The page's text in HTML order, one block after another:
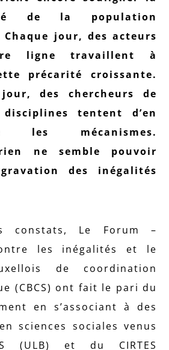
de la population
jour, des acteurs
ligne travaillent à
précarité croissante.
des chercheurs de
tentent d’en
les mécanismes.
ne semble pouvoir
des inégalités
constats, Le Forum –
les inégalités et le
de coordination
(CBCS) ont fait le pari du
en s’associant à des
sciences sociales venus
(ULB) et du CIRTES